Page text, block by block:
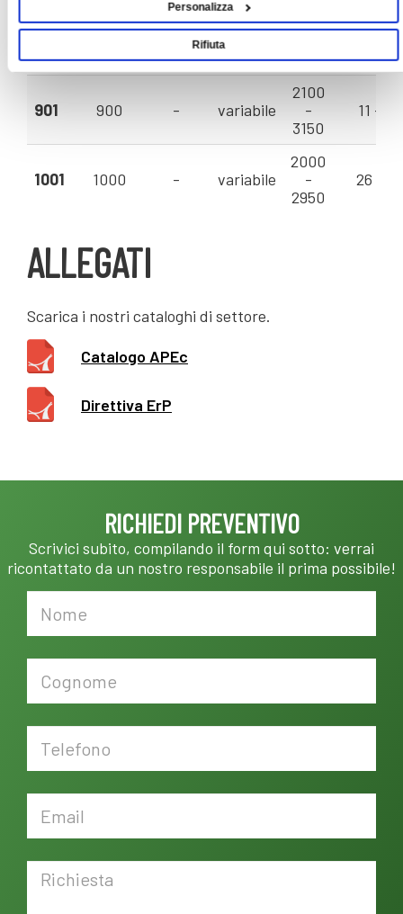
Personalizza
Rifiutavariabile
2250
3350
901 900 - variabile
2100
-
3150
11 - 35
1001 1000 - variabile
2000
-
2950
26 - 60
ALLEGATI
Scarica i nostri cataloghi di settore.
Catalogo APEc
Direttiva ErP
RICHIEDI PREVENTIVO
Scrivici subito, compilando il form qui sotto: verrai
ricontattato da un nostro responsabile il prima possibile!